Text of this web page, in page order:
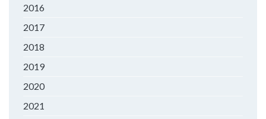
2016
2017
2018
2019
2020
2021